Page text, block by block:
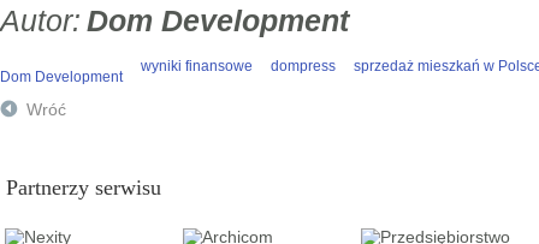
Dom Development
Dom Development
wyniki finansowe dompress sprzedaż mieszkań w
Wróć
Partnerzy serwisu